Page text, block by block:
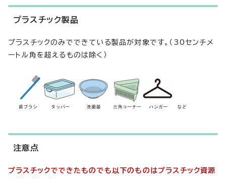
プラスチック製品
プラスチックのみでできている製品が対象です。（30センチメ
ートル角を超えるものは除く）
注意点
プラスチックでできたものでも以下のものはプラスチック資源